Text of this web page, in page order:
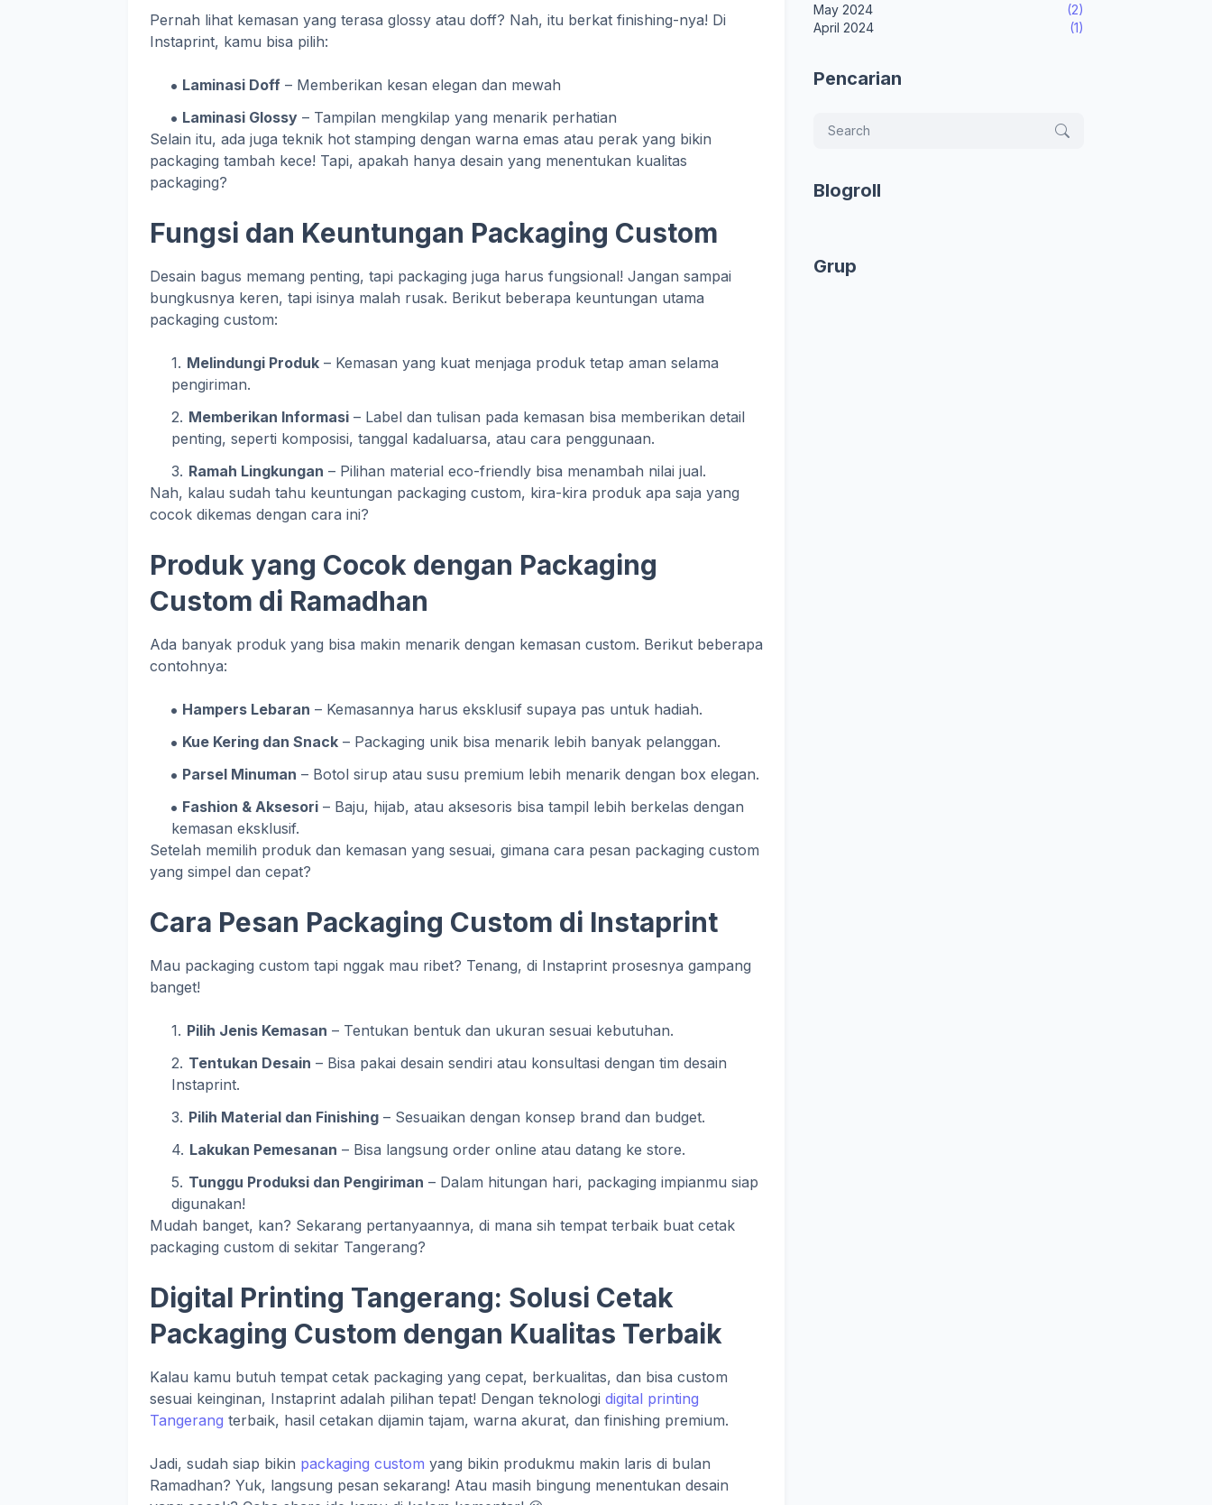
Pernah lihat kemasan yang terasa glossy atau doff? Nah, itu berkat finishing-nya! Di
Instaprint, kamu bisa pilih:
Laminasi Doff – Memberikan kesan elegan dan mewah
Laminasi Glossy – Tampilan mengkilap yang menarik perhatian
Selain itu, ada juga teknik hot stamping dengan warna emas atau perak yang bikin
packaging tambah kece! Tapi, apakah hanya desain yang menentukan kualitas
packaging?
Fungsi dan Keuntungan Packaging Custom
Desain bagus memang penting, tapi packaging juga harus fungsional! Jangan sampai
bungkusnya keren, tapi isinya malah rusak. Berikut beberapa keuntungan utama
packaging custom:
Melindungi Produk – Kemasan yang kuat menjaga produk tetap aman selama
pengiriman.
Memberikan Informasi – Label dan tulisan pada kemasan bisa memberikan detail
penting, seperti komposisi, tanggal kadaluarsa, atau cara penggunaan.
Ramah Lingkungan – Pilihan material eco-friendly bisa menambah nilai jual.
Nah, kalau sudah tahu keuntungan packaging custom, kira-kira produk apa saja yang
cocok dikemas dengan cara ini?
Produk yang Cocok dengan Packaging
Custom di Ramadhan
Ada banyak produk yang bisa makin menarik dengan kemasan custom. Berikut beberapa
contohnya:
Hampers Lebaran – Kemasannya harus eksklusif supaya pas untuk hadiah.
Kue Kering dan Snack – Packaging unik bisa menarik lebih banyak pelanggan.
Parsel Minuman – Botol sirup atau susu premium lebih menarik dengan box elegan.
Fashion & Aksesori – Baju, hijab, atau aksesoris bisa tampil lebih berkelas dengan
kemasan eksklusif.
Setelah memilih produk dan kemasan yang sesuai, gimana cara pesan packaging custom
yang simpel dan cepat?
Cara Pesan Packaging Custom di Instaprint
Mau packaging custom tapi nggak mau ribet? Tenang, di Instaprint prosesnya gampang
banget!
Pilih Jenis Kemasan – Tentukan bentuk dan ukuran sesuai kebutuhan.
Tentukan Desain – Bisa pakai desain sendiri atau konsultasi dengan tim desain
Instaprint.
Pilih Material dan Finishing – Sesuaikan dengan konsep brand dan budget.
Lakukan Pemesanan – Bisa langsung order online atau datang ke store.
Tunggu Produksi dan Pengiriman – Dalam hitungan hari, packaging impianmu siap
digunakan!
Mudah banget, kan? Sekarang pertanyaannya, di mana sih tempat terbaik buat cetak
packaging custom di sekitar Tangerang?
Digital Printing Tangerang: Solusi Cetak
Packaging Custom dengan Kualitas Terbaik
Kalau kamu butuh tempat cetak packaging yang cepat, berkualitas, dan bisa custom
sesuai keinginan, Instaprint adalah pilihan tepat! Dengan teknologi digital printing
Tangerang terbaik, hasil cetakan dijamin tajam, warna akurat, dan finishing premium.
Jadi, sudah siap bikin packaging custom yang bikin produkmu makin laris di bulan
Ramadhan? Yuk, langsung pesan sekarang! Atau masih bingung menentukan desain
May 2024
(2)
April 2024
(1)
Pencarian
Blogroll
Grup